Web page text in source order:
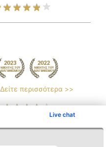
Live chat
Δείτε περισσότερα >>